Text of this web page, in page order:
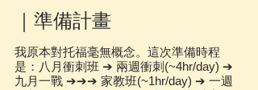
｜準備計畫
我原本對托福毫無概念。這次準備時程
是：八月衝刺班 ➔ 兩週衝刺(~4hr/day) ➔
九月一戰 ➔➔➔ 家教班(~1hr/day) ➔ 一週